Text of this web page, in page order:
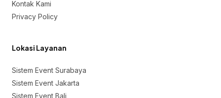
Kontak Kami
Privacy Policy
Lokasi Layanan
Sistem Event Surabaya
Sistem Event Jakarta
Sistem Event Bali